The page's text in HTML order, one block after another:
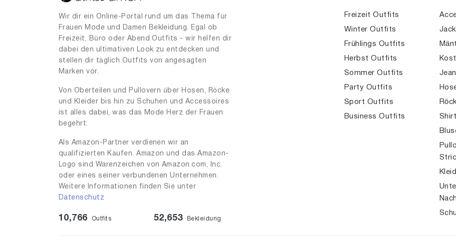
Wir dir ein Online-Portal rund um das Thema für
Frauen Mode und Damen Bekleidung. Egal ob
Freizeit, Büro oder Abend Outfits - wir helfen dir
dabei den ultimativen Look zu entdecken und
stellen dir täglich Outfits von angesagten
Marken vor.
Von Oberteilen und Pullovern über Hosen, Röcke
und Kleider bis hin zu Schuhen und Accessoires
ist alles dabei, was das Mode Herz der Frauen
begehrt.
Als Amazon-Partner verdienen wir an
qualifizierten Käufen. Amazon und das Amazon-
Logo sind Warenzeichen von Amazon.com, Inc.
oder eines seiner verbundenen Unternehmen.
Weitere Informationen finden Sie unter
Datenschutz
10,766 Outfits 52,653 Bekleidung
Freizeit Outfits
Winter Outfits
Frühlings Outfits
Herbst Outfits
Sommer Outfits
Party Outfits
Sport Outfits
Business Outfits